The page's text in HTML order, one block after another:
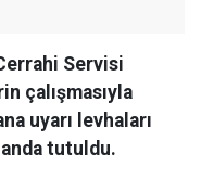
Servisi
çalışmasıyla
uyarı levhaları
tutuldu.